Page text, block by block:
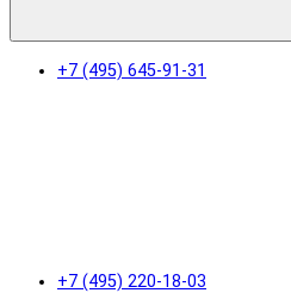
+7 (495) 645-91-31
+7 (495) 220-18-03